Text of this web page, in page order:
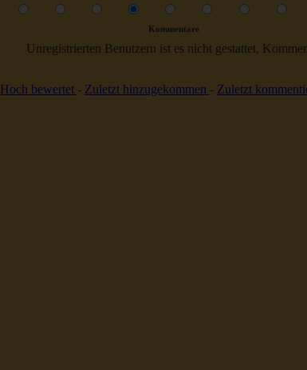
Kommentare
Unregistrierten Benutzern ist es nicht gestattet,
Hoch bewertet - Zuletzt hinzugekommen - Zuletzt